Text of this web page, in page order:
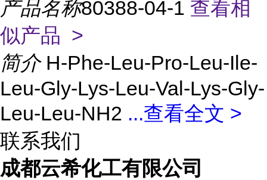
产品名称80388-04-1 查看相
似产品 >
简介 H-Phe-Leu-Pro-Leu-Ile-
Leu-Gly-Lys-Leu-Val-Lys-Gly-
Leu-Leu-NH2 ...查看全文 >
联系我们
成都云希化工有限公司